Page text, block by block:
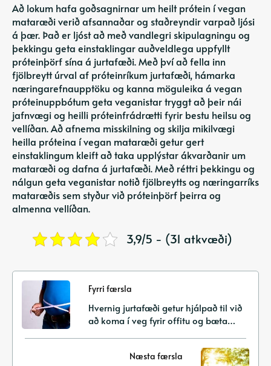
Að lokum hafa goðsagnirnar um heilt prótein í vegan
mataræði verið afsannaðar og staðreyndir varpað ljósi
á þær. Það er ljóst að með vandlegri skipulagningu og
þekkingu geta einstaklingar auðveldlega uppfyllt
próteinþörf sína á jurtafæði. Með því að fella inn
fjölbreytt úrval af próteinríkum jurtafæði, hámarka
næringarefnaupptöku og kanna möguleika á vegan
próteinuppbótum geta veganistar tryggt að þeir nái
jafnvægi og heilli próteinfrádrætti fyrir bestu heilsu og
vellíðan. Að afnema misskilning og skilja mikilvægi
heilla próteina í vegan mataræði getur gert
einstaklingum kleift að taka upplýstar ákvarðanir um
mataræði og dafna á jurtafæði. Með réttri þekkingu og
nálgun geta veganistar notið fjölbreytts og næringarríks
mataræðis sem styður við próteinþörf þeirra og
almenna vellíðan.
3,9/5 - (31 atkvæði)
Fyrri færsla
Hvernig jurtafæði getur hjálpað til við
að koma í veg fyrir offitu og bæta
Næsta færsla